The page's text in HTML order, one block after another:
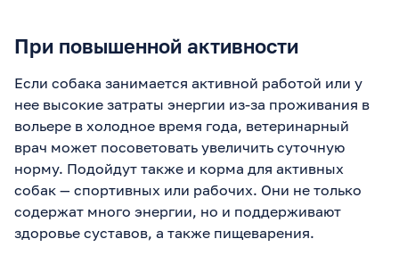
При повышенной активности
Если собака занимается активной работой или у
нее высокие затраты энергии из-за проживания в
вольере в холодное время года, ветеринарный
врач может посоветовать увеличить суточную
норму. Подойдут также и корма для активных
собак — спортивных или рабочих. Они не только
содержат много энергии, но и поддерживают
здоровье суставов, а также пищеварения.